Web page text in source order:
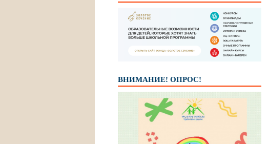
ВНИМАНИЕ! ОПРОС!